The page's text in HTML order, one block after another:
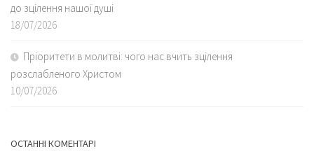
до зцілення нашої душі
18/07/2026
Пріоритети в молитві: чого нас вчить зцілення
розслабленого Христом
10/07/2026
ОСТАННІ КОМЕНТАРІ